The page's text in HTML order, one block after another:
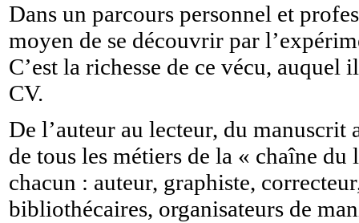
Dans un parcours personnel et
moyen de se découvrir par
C’est la richesse de ce vécu,
CV.
De l’auteur au lecteur, du
de tous les métiers de la « chaîne
chacun : auteur, graphiste,
bibliothécaires, organisateurs de